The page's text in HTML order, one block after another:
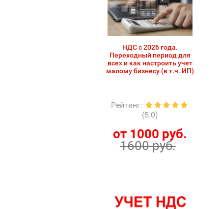
НДС с 2026 года.
Переходный период для
всех и как настроить учет
малому бизнесу (в т.ч. ИП)
Рейтинг:
(5.0)
от 1000 руб.
1600 руб.